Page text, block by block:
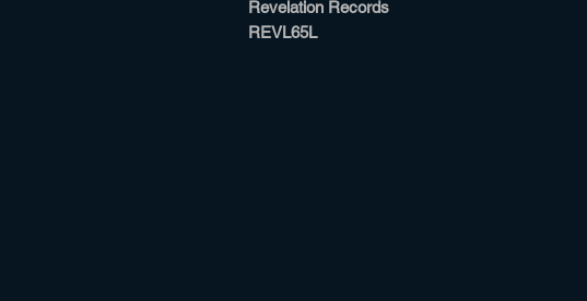
Revelation Records
REVL65L